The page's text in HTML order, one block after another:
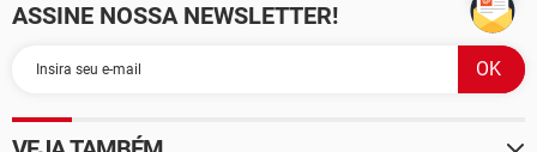
ASSINE NOSSA NEWSLETTER!